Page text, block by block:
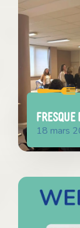
FRESQUE
18 mars